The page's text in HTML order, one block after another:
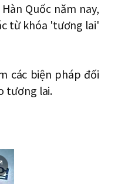
Quốc năm nay,
từ khóa 'tương lai'
các biện pháp đối
tương lai.